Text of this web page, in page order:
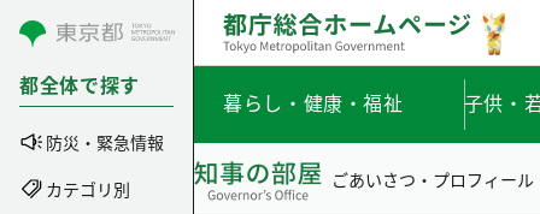
コンテンツにスキップ
都全体で探す
防災・緊急情報
カテゴリ別
暮らし・健康・福祉 子供・
ごあいさつ・プロフィール